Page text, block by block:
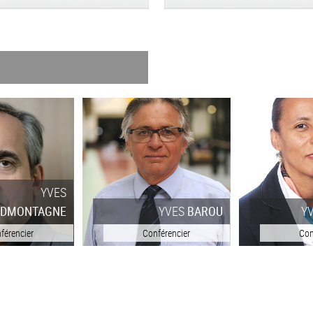
YVESBAROU YVELISE LEBON
Conférencier